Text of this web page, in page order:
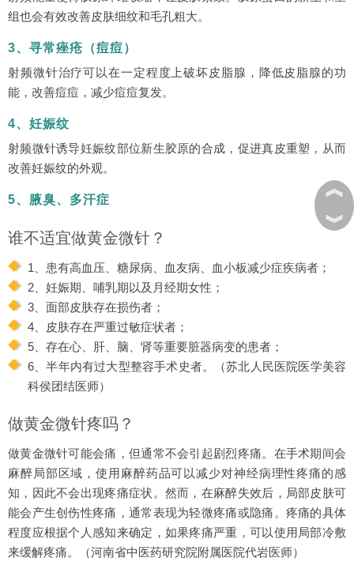
组也会有效改善皮肤细纹和毛孔粗大。
3、寻常痤疮（痘痘）
射频微针治疗可以在一定程度上破坏皮脂腺，降低皮脂腺的功
能，改善痘痘，减少痘痘复发。
4、妊娠纹
射频微针诱导妊娠纹部位新生胶原的合成，促进真皮重塑，从而
改善妊娠纹的外观。
5、腋臭、多汗症
谁不适宜做黄金微针？
1、患有高血压、糖尿病、血友病、血小板减少症疾病者；
2、妊娠期、哺乳期以及月经期女性；
3、面部皮肤存在损伤者；
4、皮肤存在严重过敏症状者；
5、存在心、肝、脑、肾等重要脏器病变的患者；
6、半年内有过大型整容手术史者。（苏北人民医院医学美容
科侯团结医师）
做黄金微针疼吗？
做黄金微针可能会痛，但通常不会引起剧烈疼痛。在手术期间会
麻醉局部区域，使用麻醉药品可以减少对神经病理性疼痛的感
知，因此不会出现疼痛症状。然而，在麻醉失效后，局部皮肤可
能会产生创伤性疼痛，通常表现为轻微疼痛或隐痛。疼痛的具体
程度应根据个人感知来确定，如果疼痛严重，可以使用局部冷敷
来缓解疼痛。（河南省中医药研究院附属医院代岩医师）
︽
︾